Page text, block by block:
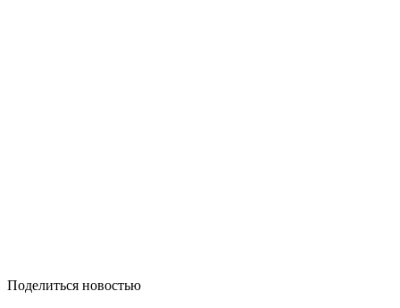
Поделиться новостью